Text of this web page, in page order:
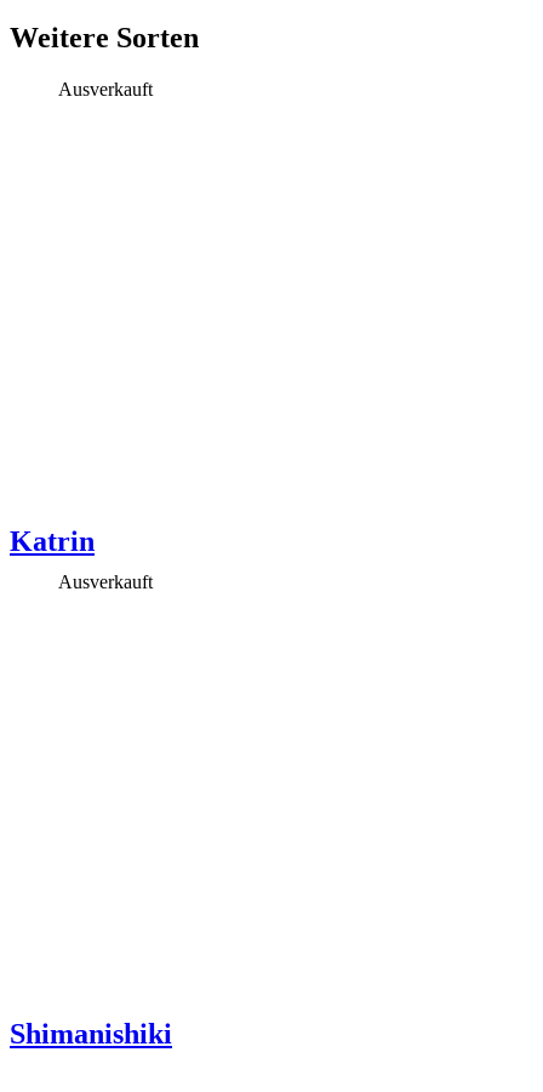
Weitere Sorten
Ausverkauft
Katrin
Ausverkauft
Shimanishiki